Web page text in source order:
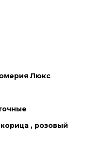
Люкс
, розовый